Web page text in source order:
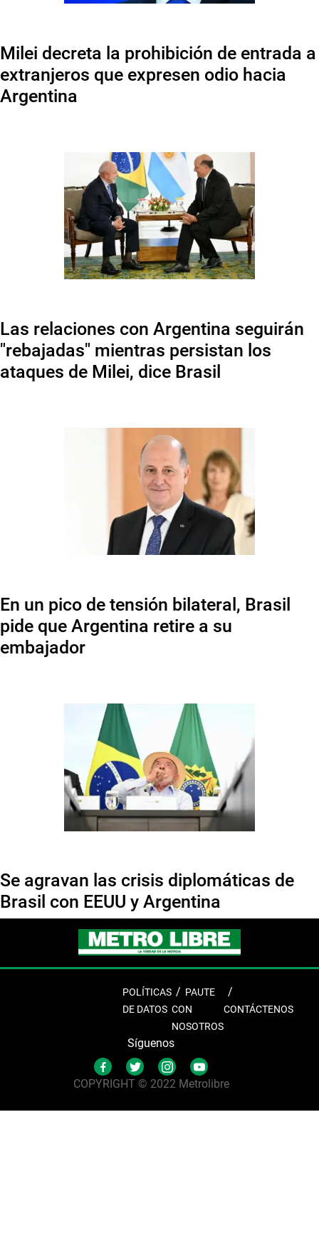
Milei decreta la prohibición de entrada a
extranjeros que expresen odio hacia
Argentina
Las relaciones con Argentina seguirán
"rebajadas" mientras persistan los
ataques de Milei, dice Brasil
En un pico de tensión bilateral, Brasil
pide que Argentina retire a su
embajador
Se agravan las crisis diplomáticas de
Brasil con EEUU y Argentina
POLÍTICAS
DE DATOS
PAUTE
CON
NOSOTROS
CONTÁCTENOS
Síguenos
COPYRIGHT © 2022 Metrolibre